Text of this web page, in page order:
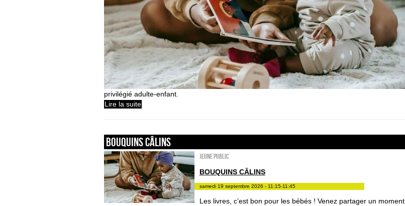
privilégié adulte-enfant.
Lire la suite
Bouquins câlins
Jeune public
BOUQUINS CÂLINS
samedi 19 septembre 2026 - 11:15-11:45
Les livres, c’est bon pour les bébés ! Venez partager un moment